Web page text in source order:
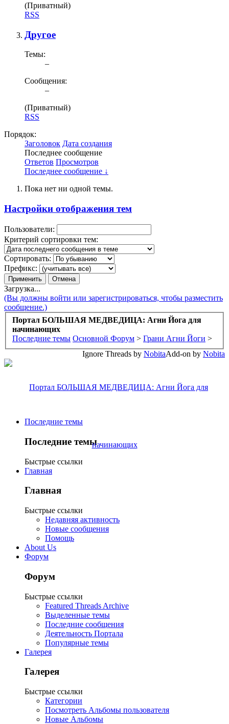
(Приватный)
RSS
Другое
Темы:
–
Сообщения:
–
(Приватный)
RSS
Порядок:
Заголовок Дата создания
Последнее сообщение
Ответов Просмотров
Последнее сообщение ↓
Пока нет ни одной темы.
Настройки отображения тем
Пользователи:
Критерий сортировки тем:
Сортировать:
Префикс:
Загрузка...
(Вы должны войти или зарегистрироваться, чтобы разместить
сообщение.)
Портал БОЛЬШАЯ МЕДВЕДИЦА: Агни Йога для
начинающих
Последние темы Основной Форум > Грани Агни Йоги >
Add-on by Nobita
Ignore Threads by Nobita
Последние темы
Последние темы
Быстрые ссылки
Главная
Главная
Быстрые ссылки
Недавняя активность
Новые сообщения
Помощь
About Us
Форум
Форум
Быстрые ссылки
Featured Threads Archive
Выделенные темы
Последние сообщения
Деятельность Портала
Популярные темы
Галерея
Галерея
Быстрые ссылки
Категории
Посмотреть Альбомы пользователя
Новые Альбомы